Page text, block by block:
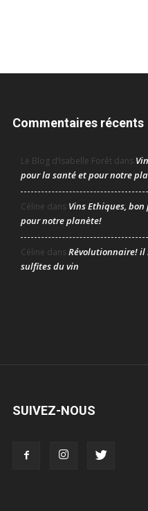
Commentaires récents
Le Blog d’Isabelle Forêt dans
pour la santé et pour notre
Céline dans Vins Ethiques,
pour notre planète!
Céline dansRévolutionnaire! il
sulfites du vin
SUIVEZ-NOUS